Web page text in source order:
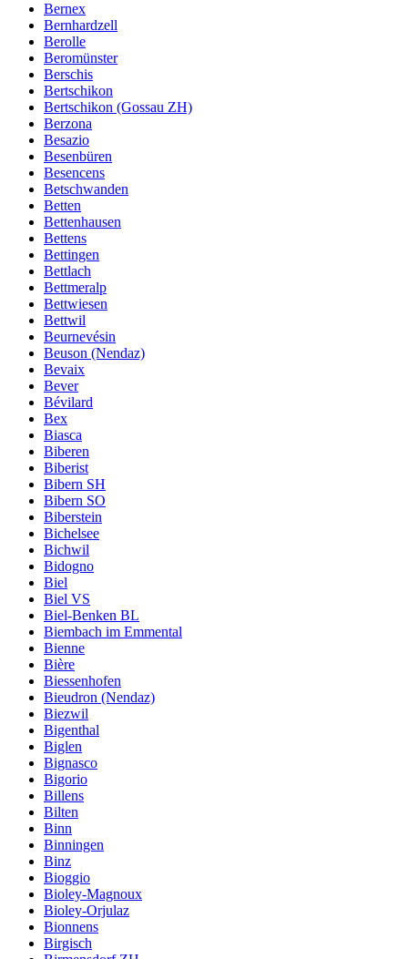
Bernex
Bernhardzell
Berolle
Beromünster
Berschis
Bertschikon
Bertschikon (Gossau ZH)
Berzona
Besazio
Besenbüren
Besencens
Betschwanden
Betten
Bettenhausen
Bettens
Bettingen
Bettlach
Bettmeralp
Bettwiesen
Bettwil
Beurnevésin
Beuson (Nendaz)
Bevaix
Bever
Bévilard
Bex
Biasca
Biberen
Biberist
Bibern SH
Bibern SO
Biberstein
Bichelsee
Bichwil
Bidogno
Biel
Biel VS
Biel-Benken BL
Biembach im Emmental
Bienne
Bière
Biessenhofen
Bieudron (Nendaz)
Biezwil
Bigenthal
Biglen
Bignasco
Bigorio
Billens
Bilten
Binn
Binningen
Binz
Bioggio
Bioley-Magnoux
Bioley-Orjulaz
Bionnens
Birgisch